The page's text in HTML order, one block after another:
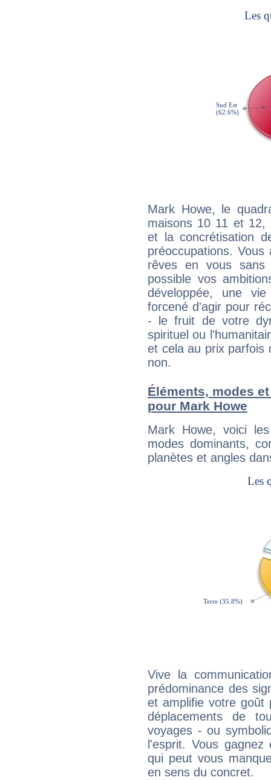
Mark Howe, le
maisons 10 11 et 12,
et la concrétisation
préoccupations.
rêves en vous sans
possible vos
développée, une
forcené d'agir pour
- le fruit de votre
spirituel ou
et cela au prix parfois
non.
Éléments, modes
pour Mark Howe
Mark Howe, voici
modes dominants,
planètes et angles
Vive la
prédominance des
et amplifie votre goût
déplacements de
voyages - ou
l'esprit. Vous
qui peut vous
en sens du concret.